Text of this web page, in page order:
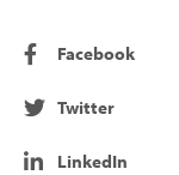
Facebook
Twitter
LinkedIn